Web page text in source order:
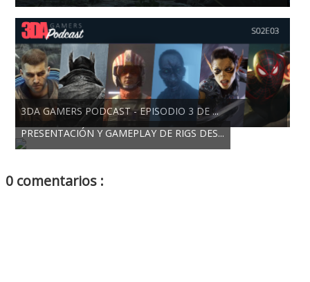
3DA GAMERS PODCAST - EPISODIO 3 DE ...
PRESENTACIÓN Y GAMEPLAY DE RIGS DES...
0 comentarios :